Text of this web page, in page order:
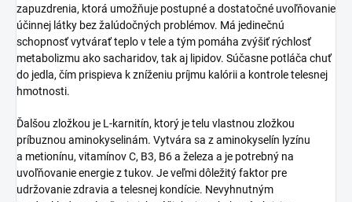
zapuzdrenia, ktorá umožňuje postupné a dostatočné uvoľňovanie
účinnej látky bez žalúdočných problémov. Má jedinečnú
schopnosť vytvárať teplo v tele a tým pomáha zvýšiť rýchlosť
metabolizmu ako sacharidov, tak aj lipidov. Súčasne potláča chuť
do jedla, čím prispieva k zníženiu príjmu kalórii a kontrole telesnej
hmotnosti.
Ďalšou zložkou je L‑karnitín, ktorý je telu vlastnou zložkou
príbuznou aminokyselinám. Vytvára sa z aminokyselín lyzínu
a metionínu, vitamínov C, B3, B6 a železa a je potrebný na
uvoľňovanie energie z tukov. Je veľmi dôležitý faktor pre
udržovanie zdravia a telesnej kondície. Nevyhnutným